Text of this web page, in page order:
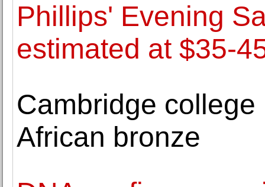
Phillips' Evening
estimated at $35-
Cambridge
African bronze